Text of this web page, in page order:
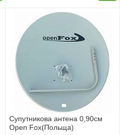
Супутникова антена 0,90см
Open Fox(Польща)